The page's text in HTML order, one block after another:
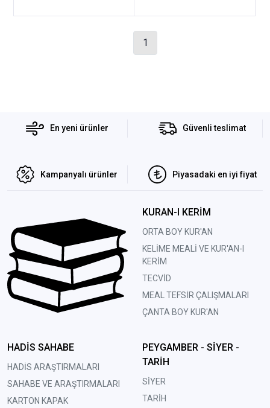
1
En yeni ürünler Güvenli teslimat
Kampanyalı ürünler Piyasadaki en iyi fiyat
KURAN-I KERİM
ORTA BOY KUR'AN
KELİME MEALİ VE KUR'AN-I
KERİM
TECVİD
MEAL TEFSİR ÇALIŞMALARI
ÇANTA BOY KUR'AN
HADİS SAHABE
HADİS ARAŞTIRMALARI
SAHABE VE ARAŞTIRMALARI
KARTON KAPAK
PEYGAMBER - SİYER -
TARİH
SİYER
TARİH